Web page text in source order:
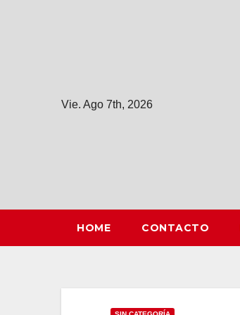
Vie. Ago 7th, 2026
HOME CONTACTO